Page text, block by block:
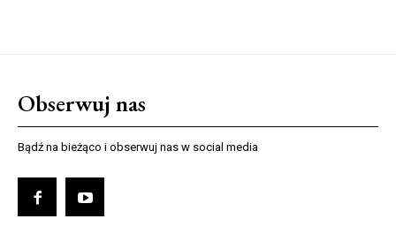
Obserwuj nas
Bądź na bieżąco i obserwuj nas w social media